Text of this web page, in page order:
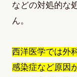
などの対処的な
ん。
西洋医学では外
感染症など原因